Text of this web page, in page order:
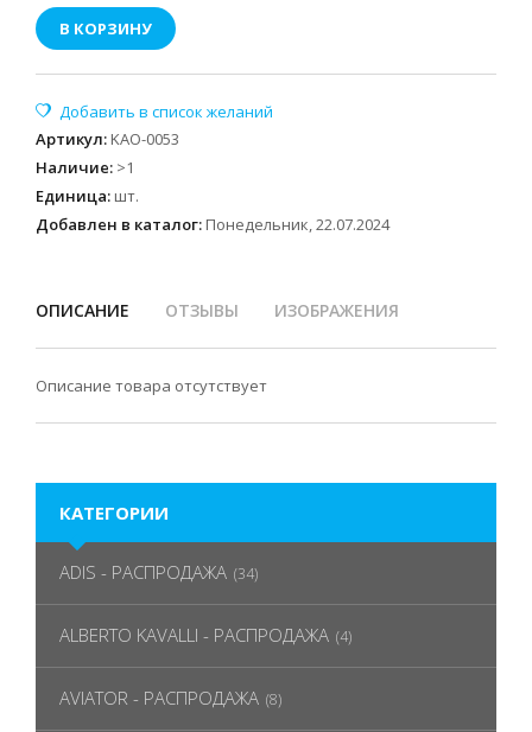
В КОРЗИНУ
Артикул: KAO-0053
Наличие: >1
Единица: шт.
Добавлен в каталог: Понедельник, 22.07.2024
ОПИСАНИЕ ОТЗЫВЫ ИЗОБРАЖЕНИЯ
Описание товара отсутствует
КАТЕГОРИИ
ADIS - РАСПРОДАЖА (34)
ALBERTO KAVALLI - РАСПРОДАЖА (4)
AVIATOR - РАСПРОДАЖА (8)